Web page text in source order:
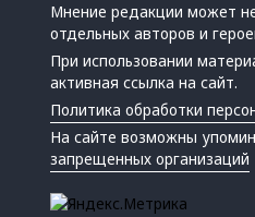
Мнение редакции может
отдельных авторов и
При использовании
активная ссылка на сайт.
Политика обработки
На сайте возможны
запрещенных организаций